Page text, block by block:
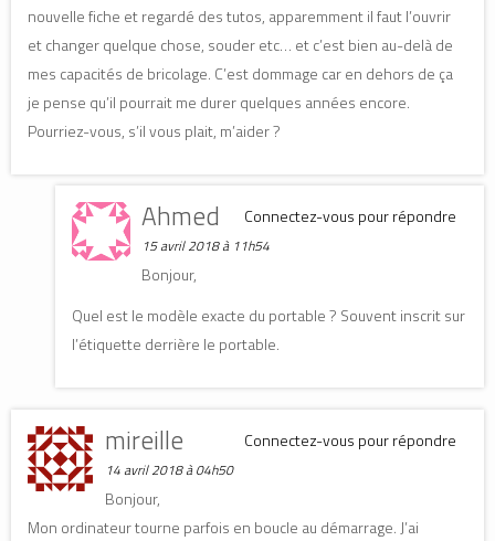
nouvelle fiche et regardé des tutos, apparemment il faut l’ouvrir
et changer quelque chose, souder etc… et c’est bien au-delà de
mes capacités de bricolage. C’est dommage car en dehors de ça
je pense qu’il pourrait me durer quelques années encore.
Pourriez-vous, s’il vous plait, m’aider ?
Connectez-vous pour répondre
Ahmed
15 avril 2018 à 11h54
Bonjour,
Quel est le modèle exacte du portable ? Souvent inscrit sur
l’étiquette derrière le portable.
Connectez-vous pour répondre
mireille
14 avril 2018 à 04h50
Bonjour,
Mon ordinateur tourne parfois en boucle au démarrage. J’ai